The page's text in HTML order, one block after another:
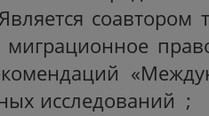
соавтором
исследований ;